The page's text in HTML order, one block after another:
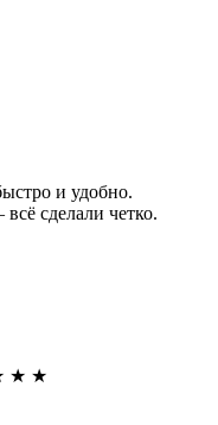
и удобно.
всё сделали четко.
★ ★